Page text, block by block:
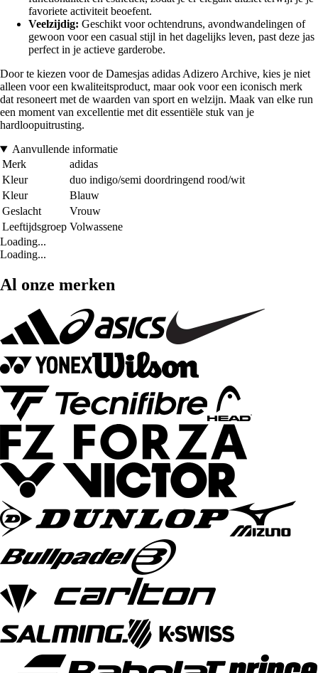
favoriete activiteit beoefent.
Veelzijdig: Geschikt voor ochtendruns, avondwandelingen of
gewoon voor een casual stijl in het dagelijks leven, past deze jas
perfect in je actieve garderobe.
Door te kiezen voor de Damesjas adidas Adizero Archive, kies je niet
alleen voor een kwaliteitsproduct, maar ook voor een iconisch merk
dat resoneert met de waarden van sport en welzijn. Maak van elke run
een moment van excellentie met dit essentiële stuk van je
hardloopuitrusting.
Aanvullende informatie
Merk
adidas
Kleur
duo indigo/semi doordringend rood/wit
Kleur
Blauw
Geslacht
Vrouw
Leeftijdsgroep Volwassene
Loading...
Loading...
Al onze merken